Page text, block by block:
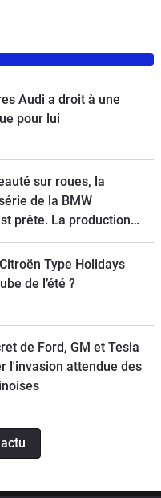
Audi a droit à une
pour lui
sur roues, la
de la BMW
prête. La production
de chasse sera limitée à
Type Holidays
de l’été ?
de Ford, GM et Tesla
l'invasion attendue des